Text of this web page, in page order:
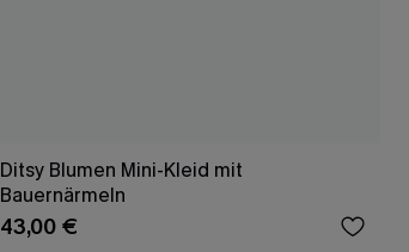
Ditsy Blumen Mini-Kleid mit
Bauernärmeln
43,00 €